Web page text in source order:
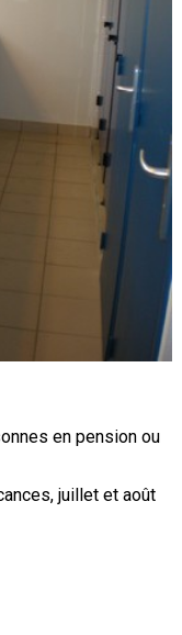
en pension ou
juillet et août